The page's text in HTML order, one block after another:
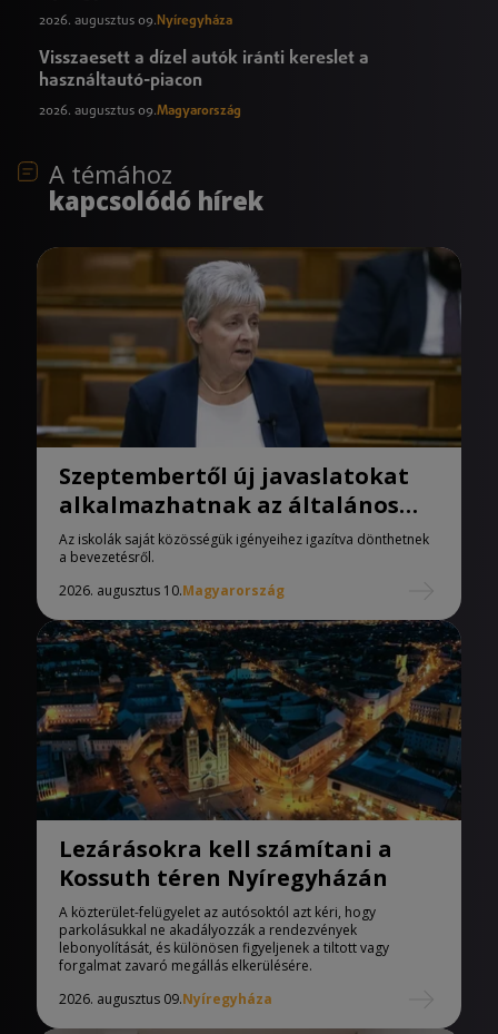
2026. augusztus 09. Nyíregyháza
Visszaesett a dízel autók iránti kereslet a
használtautó-piacon
2026. augusztus 09.Magyarország
A témához
kapcsolódó hírek
Szeptembertől új javaslatokat
alkalmazhatnak az általános
iskolák
Az iskolák saját közösségük igényeihez igazítva dönthetnek
a bevezetésről.
2026. augusztus 10.Magyarország
Lezárásokra kell számítani a
Kossuth téren Nyíregyházán
A közterület-felügyelet az autósoktól azt kéri, hogy
parkolásukkal ne akadályozzák a rendezvények
lebonyolítását, és különösen figyeljenek a tiltott vagy
forgalmat zavaró megállás elkerülésére.
2026. augusztus 09.Nyíregyháza